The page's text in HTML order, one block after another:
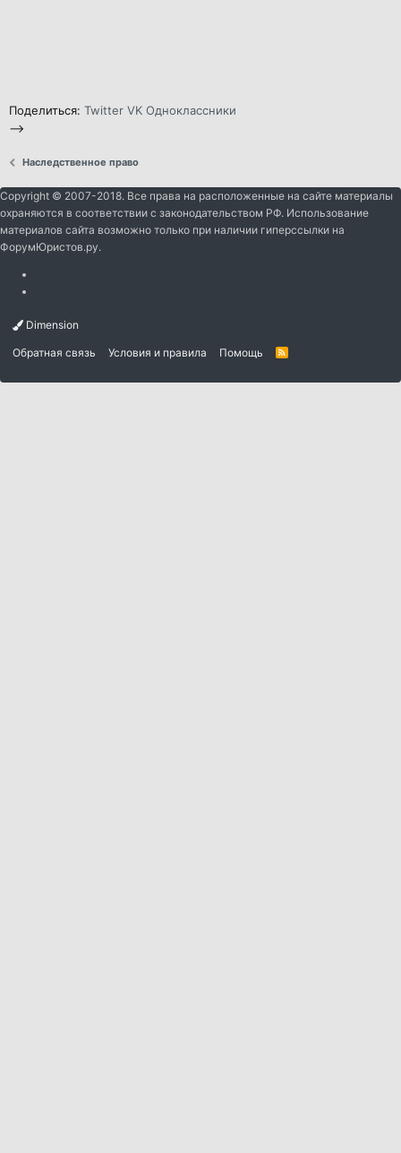
Поделиться: Twitter VK Одноклассники
-->
Наследственное право
Copyright © 2007-2018. Все права на расположенные на сайте материалы
охраняются в соответствии с законодательством РФ. Использование
материалов сайта возможно только при наличии гиперссылки на
ФорумЮристов.ру.
Dimension
Обратная связь Условия и правила Помощь